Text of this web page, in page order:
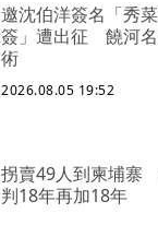
邀沈伯洋簽名「秀
簽」遭出征 饒河
術
2026.08.05 19:52
拐賣49人到柬埔寨
判18年再加18年